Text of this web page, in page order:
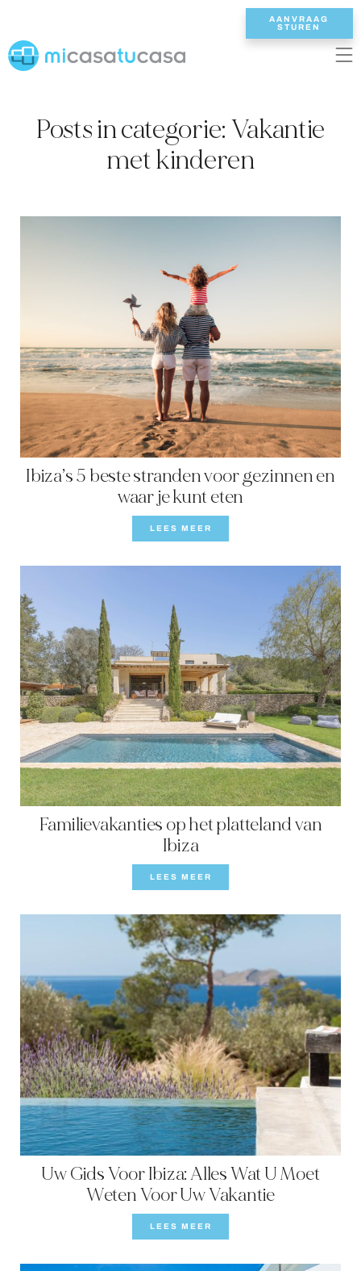
6+ SLAAPKAMERS
ALLE VILLAS
LOCATION
WESTKUST
SANTA GERTRUDIS
INSPIRATIE
AUTOVERHUUR
BOOT CHARTERVLOOT
PRIVATE CHEF AND BAR SERVICES
FAMILIE-ERVARINGEN
CONCIËRGE
DE EILANDGIDS
OVER ONS
VILLA EIGENAREN
GEZINSVRIENDELIJK
DUURZAAMHEID
BOEKINGSVOORWAARDEN
CONTACT
AANVRAAG
STUREN
Posts in categorie: Vakantie
met kinderen
Ibiza’s 5 beste stranden voor gezinnen en
waar je kunt eten
LEES MEER
Familievakanties op het platteland van
Ibiza
LEES MEER
Uw Gids Voor Ibiza: Alles Wat U Moet
Weten Voor Uw Vakantie
LEES MEER